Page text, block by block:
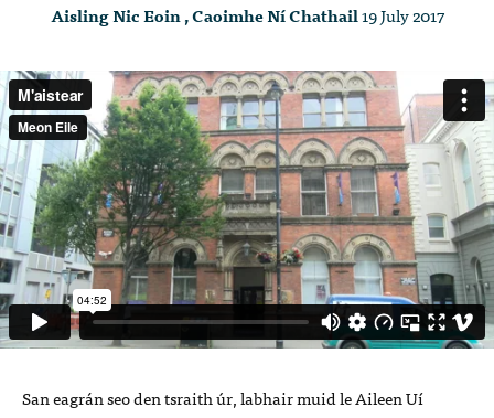
Aisling Nic Eoin , Caoimhe Ní Chathail19 July 2017
San eagrán seo den tsraith úr, labhair muid le Aileen Uí